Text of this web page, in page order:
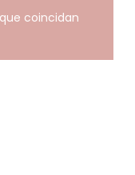
coincidan